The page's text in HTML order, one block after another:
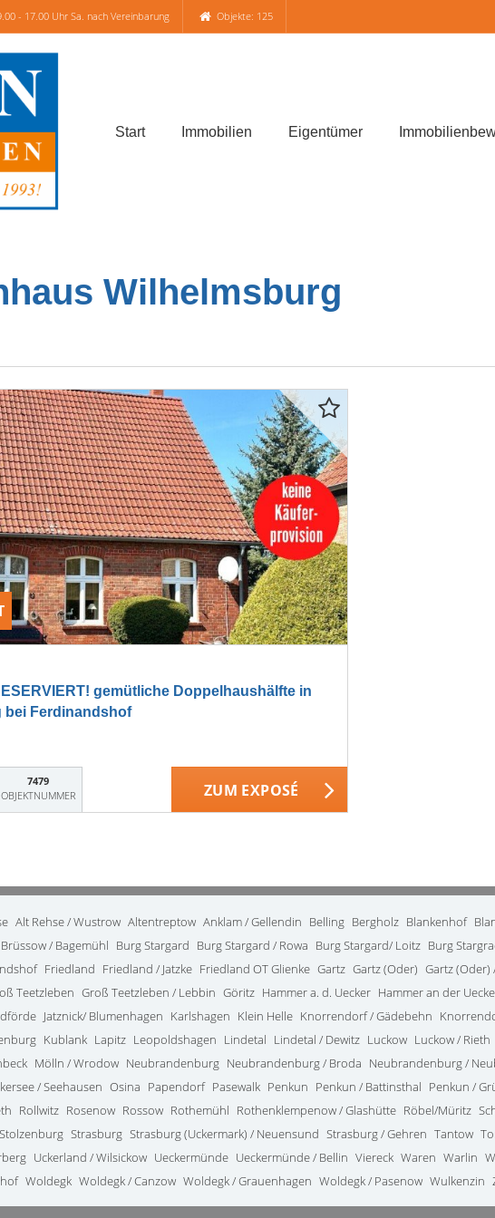
- 17.00 Uhr Sa. nach Vereinbarung Objekte: 125
Start Immobilien Eigentümer
Wilhelmsburg
gemütliche Doppelhaushälfte in
bei Ferdinandshof
7479
OBJEKTNUMMER
ZUM EXPOSÉ
Alt Rehse / Wustrow Altentreptow Anklam / Gellendin Belling Bergholz Blankenhof
Brüssow / Bagemühl Burg Stargard Burg Stargard / Rowa Burg Stargard/ Loitz Burg
Friedland Friedland / Jatzke Friedland OT Glienke Gartz Gartz (Oder) Gartz
Teetzleben Groß Teetzleben / Lebbin Göritz Hammer a. d. Uecker Hammer an der
Jatznick/ Blumenhagen Karlshagen Klein Helle Knorrendorf / Gädebehn
Kublank Lapitz Leopoldshagen Lindetal Lindetal / Dewitz Luckow Luckow / Rieth
Mölln / Wrodow Neubrandenburg Neubrandenburg / Broda Neubrandenburg /
/ Seehausen Osina Papendorf Pasewalk Penkun Penkun / Battinsthal Penkun /
Rollwitz Rosenow Rossow Rothemühl Rothenklempenow / Glashütte Röbel/Müritz
Stolzenburg Strasburg Strasburg (Uckermark) / Neuensund Strasburg / Gehren Tantow
Uckerland / Wilsickow Ueckermünde Ueckermünde / Bellin Viereck Waren Warlin
Woldegk Woldegk / Canzow Woldegk / Grauenhagen Woldegk / Pasenow Wulkenzin